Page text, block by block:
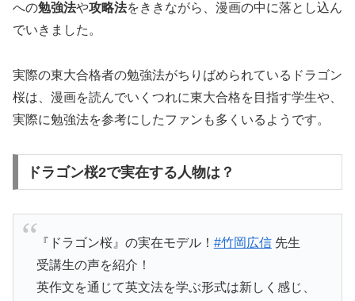
への勉強法や攻略法をききながら、漫画の中に落とし込ん
でいきました。
実際の東大合格者の勉強法がちりばめられているドラゴン
桜は、漫画を読んでいくつれに東大合格を目指す学生や、
実際に勉強法を参考にしたファンも多くいるようです。
ドラゴン桜2で実在する人物は？
『ドラゴン桜』の実在モデル！ #竹岡広信先生
受講生の声を紹介！
英作文を通じて英文法を学ぶ形式は新しく感じ、